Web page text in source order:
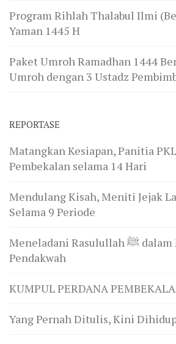
Program Rihlah Thalabul Ilmi
Yaman 1445 H
Paket Umroh Ramadhan 1444
Umroh dengan 3 Ustadz
REPORTASE
Matangkan Kesiapan, Panitia
Pembekalan selama 14 Hari
Mendulang Kisah, Meniti Jejak
Selama 9 Periode
Meneladani Rasulullah ﷺ dalam Mengutus Para
Pendakwah
KUMPUL PERDANA
Yang Pernah Ditulis, Kini